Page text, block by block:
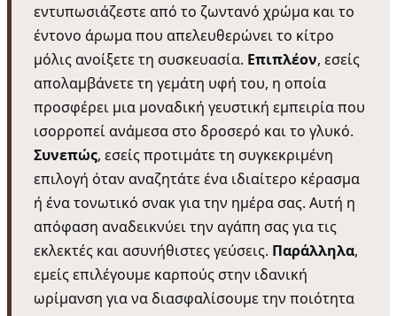
εντυπωσιάζεστε από το ζωντανό χρώμα και το
έντονο άρωμα που απελευθερώνει το κίτρο
μόλις ανοίξετε τη συσκευασία. Επιπλέον, εσείς
απολαμβάνετε τη γεμάτη υφή του, η οποία
προσφέρει μια μοναδική γευστική εμπειρία που
ισορροπεί ανάμεσα στο δροσερό και το γλυκό.
Συνεπώς, εσείς προτιμάτε τη συγκεκριμένη
επιλογή όταν αναζητάτε ένα ιδιαίτερο κέρασμα
ή ένα τονωτικό σνακ για την ημέρα σας. Αυτή η
απόφαση αναδεικνύει την αγάπη σας για τις
εκλεκτές και ασυνήθιστες γεύσεις. Παράλληλα,
εμείς επιλέγουμε καρπούς στην ιδανική
ωρίμανση για να διασφαλίσουμε την ποιότητα